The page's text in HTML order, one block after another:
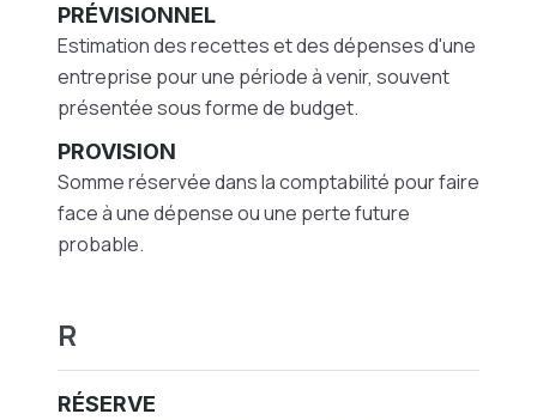
PRÉVISIONNEL
Estimation des recettes et des dépenses d'une
entreprise pour une période à venir, souvent
présentée sous forme de budget.
PROVISION
Somme réservée dans la comptabilité pour faire
face à une dépense ou une perte future
probable.
R
RÉSERVE